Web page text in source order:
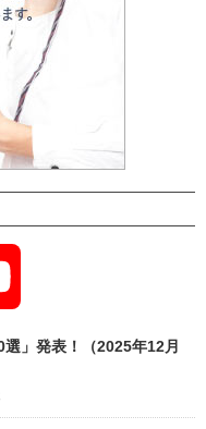
Channel
」発表！（2025年12月